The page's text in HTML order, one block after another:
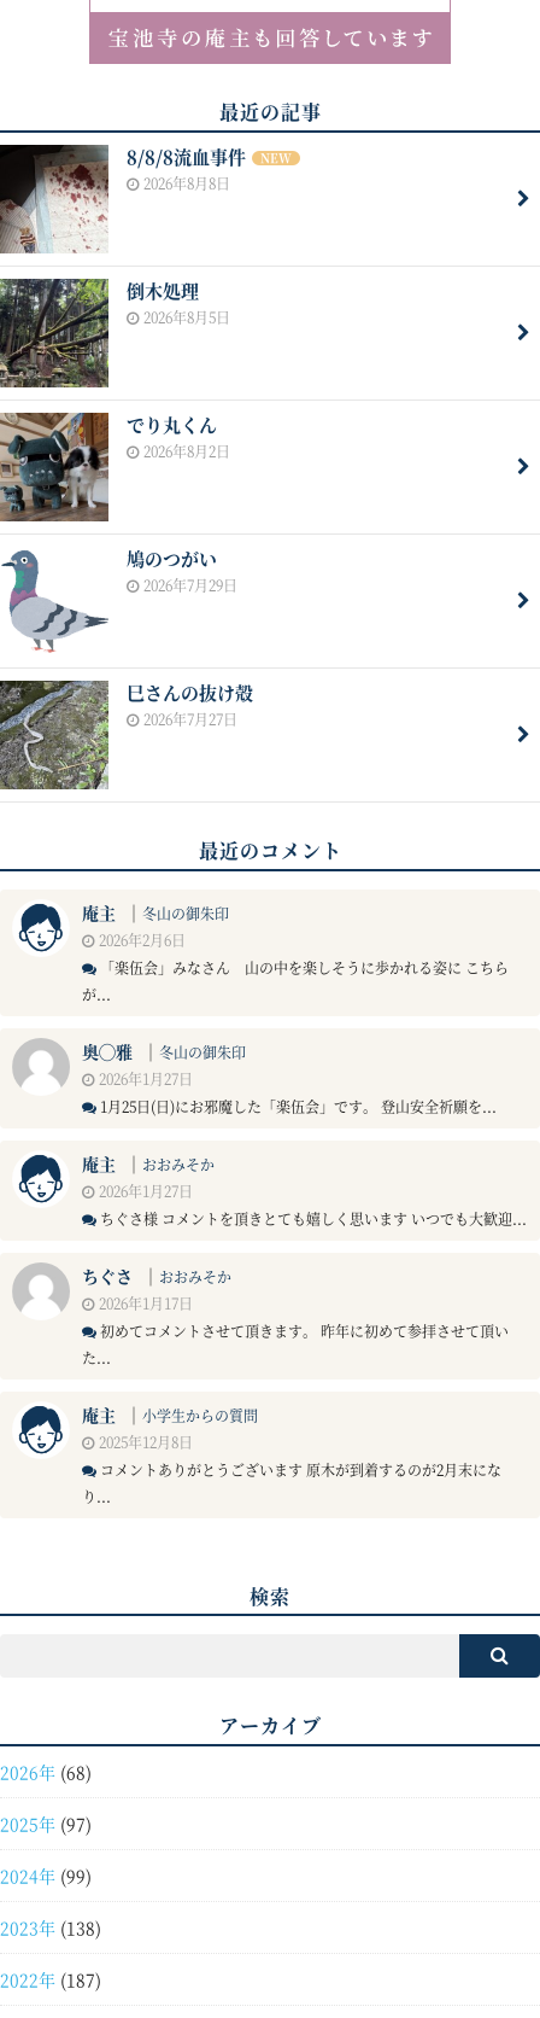
最近の記事
8/8/8流血事件 NEW
2026年8月8日
倒木処理
2026年8月5日
でり丸くん
2026年8月2日
鳩のつがい
2026年7月29日
巳さんの抜け殻
2026年7月27日
最近のコメント
庵主 ｜ 冬山の御朱印
2026年2月6日
「楽伍会」みなさん 山の中を楽しそうに歩かれる姿に こちら
が...
奥◯雅 ｜ 冬山の御朱印
2026年1月27日
1月25日(日)にお邪魔した「楽伍会」です。 登山安全祈願を...
庵主 ｜ おおみそか
2026年1月27日
ちぐさ様 コメントを頂きとても嬉しく思います いつでも大歓迎...
ちぐさ ｜ おおみそか
2026年1月17日
初めてコメントさせて頂きます。 昨年に初めて参拝させて頂い
た...
庵主 ｜ 小学生からの質問
2025年12月8日
コメントありがとうございます 原木が到着するのが2月末にな
り...
検索
アーカイブ
2026年 (68)
2025年 (97)
2024年 (99)
2023年 (138)
2022年 (187)